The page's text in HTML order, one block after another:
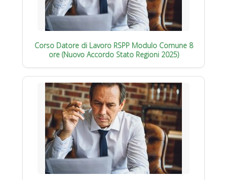
Corso Datore di Lavoro RSPP Modulo Comune 8
ore (Nuovo Accordo Stato Regioni 2025)